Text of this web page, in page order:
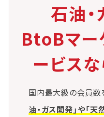
石油
BtoBマー
ービス
国内最大級の会員数
油・ガス開発」や「